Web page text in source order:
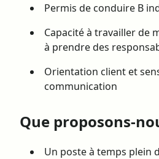
Permis de conduire B
Capacité à travailler de
à prendre des
Orientation client et
communication
Que proposons-
Un poste à temps plein